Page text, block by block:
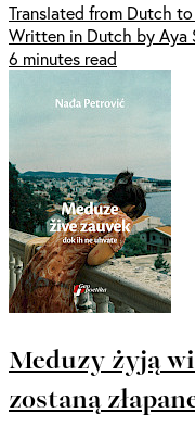
Translated from Dutch
Written in Dutch by Aya
6 minutes read
Meduzy żyją
zostaną